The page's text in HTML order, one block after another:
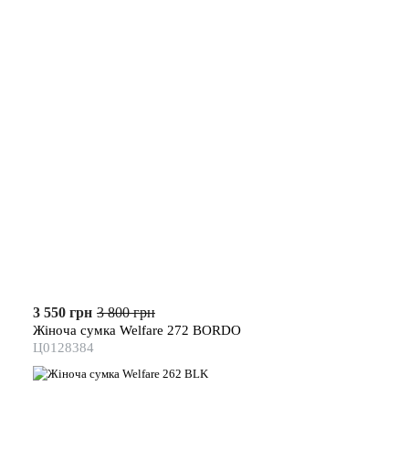
3 550 грн 3 800 грн
Жіноча сумка Welfare 272 BORDO
Ц0128384